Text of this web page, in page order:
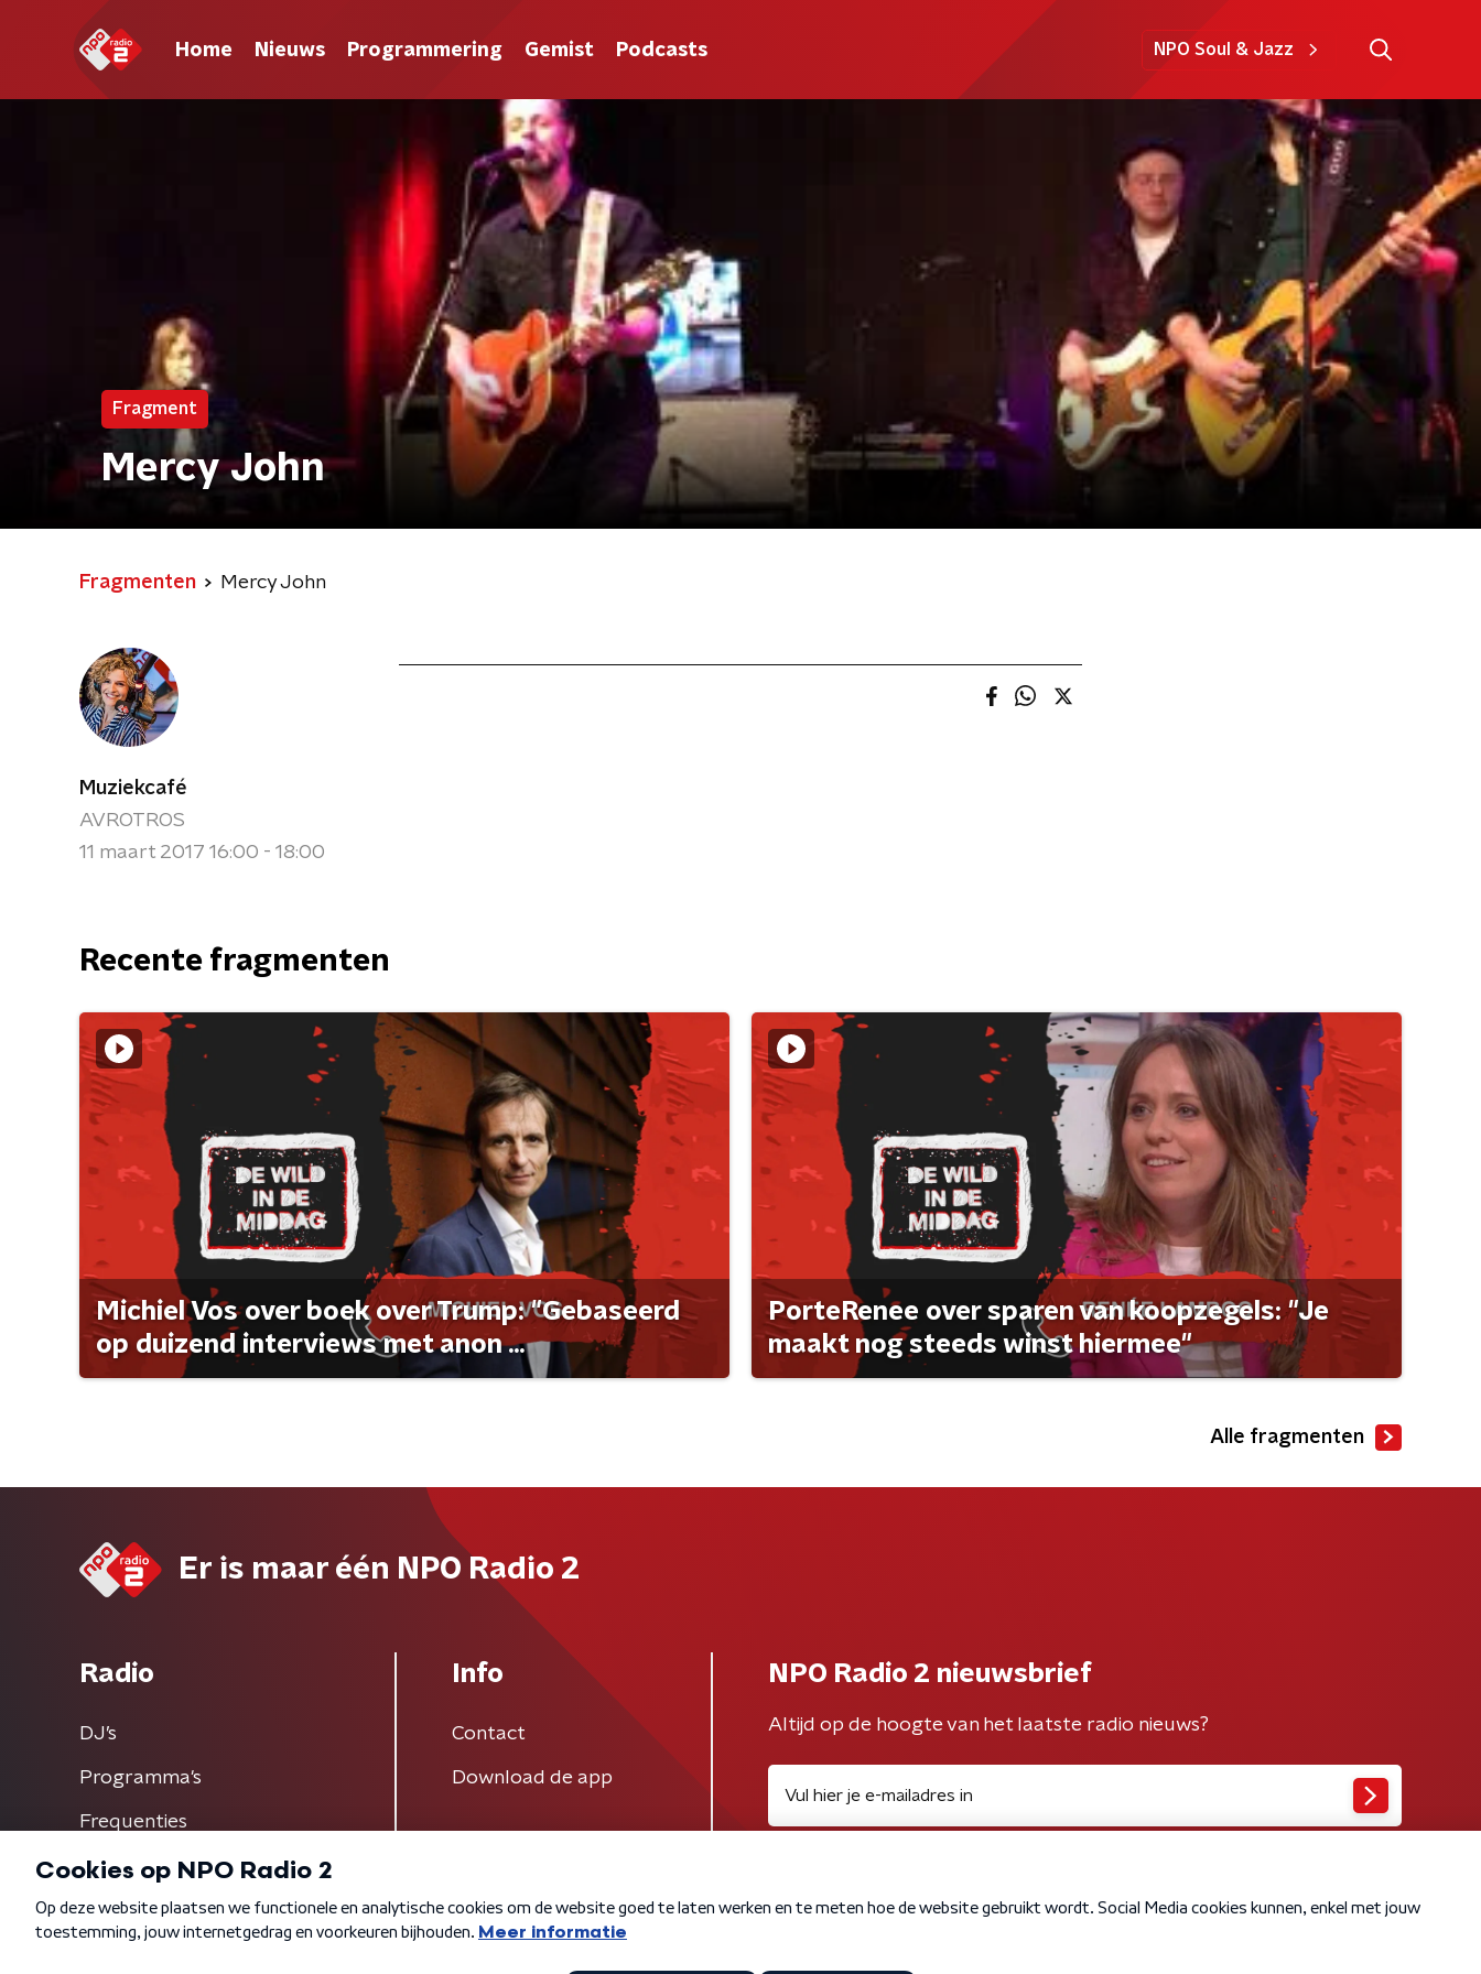
Home Nieuws Programmering Gemist Podcasts NPO Soul & Jazz
Fragment
Mercy John
Fragmenten Mercy John
Muziekcafé
AVROTROS
11 maart 2017 16:00 - 18:00
Recente fragmenten
Michiel Vos over boek over Trump: "Gebaseerd
op duizend interviews met anon ...
PorteRenee over sparen van koopzegels: "Je
maakt nog steeds winst hiermee"
Alle fragmenten
Er is maar één NPO Radio 2
Radio
DJ’s
Programma's
Frequenties
Info
Contact
Download de app
NPO Radio 2 nieuwsbrief
Altijd op de hoogte van het laatste radio nieuws?
Algemene voorwaarden Privacybeleid